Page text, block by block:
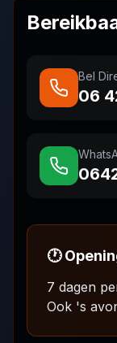
Bel
06
🕐
7 dagen
Ook 's